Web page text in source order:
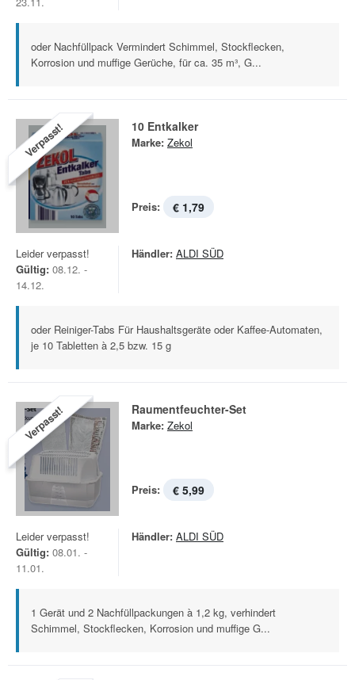
oder Nachfüllpack Vermindert Schimmel, Stockflecken,
Korrosion und muffige Gerüche, für ca. 35 m³, G...
Verpasst! 10 Entkalker
Marke: Zekol
Preis: € 1,79
Leider verpasst!
Gültig: 08.12. -
14.12.
Händler: ALDI SÜD
oder Reiniger-Tabs Für Haushaltsgeräte oder Kaffee-Automaten,
je 10 Tabletten à 2,5 bzw. 15 g
Verpasst! Raumentfeuchter-Set
Marke: Zekol
Preis: € 5,99
Leider verpasst!
Gültig: 08.01. -
11.01.
Händler: ALDI SÜD
1 Gerät und 2 Nachfüllpackungen à 1,2 kg, verhindert
Schimmel, Stockflecken, Korrosion und muffige G...